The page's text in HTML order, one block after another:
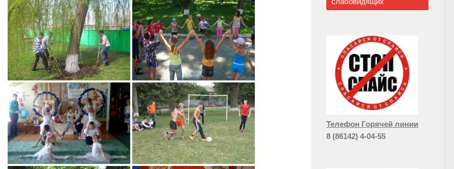
Телефон Горячей линии
8 (86142) 4-04-55